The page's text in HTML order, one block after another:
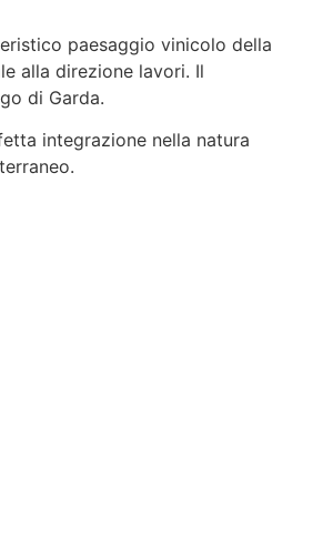
paesaggio vinicolo della
alla direzione lavori. Il
di Garda.
integrazione nella natura